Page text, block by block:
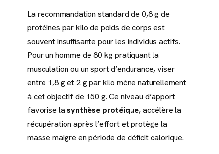
La recommandation standard de 0,8 g de
protéines par kilo de poids de corps est
souvent insuffisante pour les individus actifs.
Pour un homme de 80 kg pratiquant la
musculation ou un sport d’endurance, viser
entre 1,8 g et 2 g par kilo mène naturellement
à cet objectif de 150 g. Ce niveau d’apport
favorise la synthèse protéique, accélère la
récupération après l’effort et protège la
masse maigre en période de déficit calorique.